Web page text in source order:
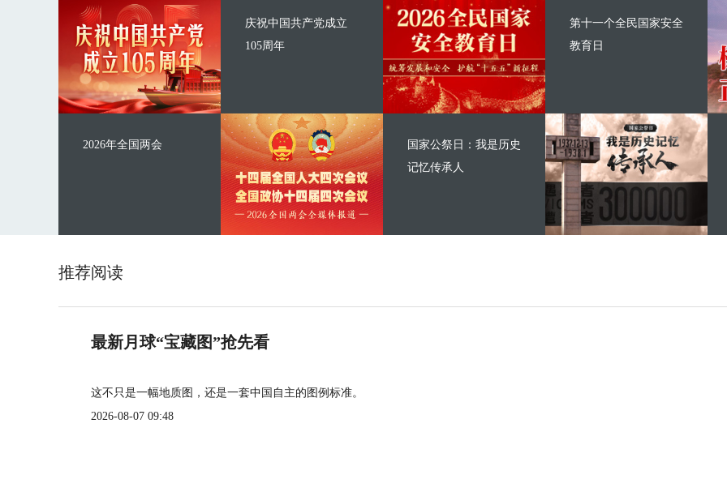
庆祝中国共产党成立
105周年
2026年全国两会
第十一个全民国家安全
教育日
国家公祭日：我是历史
记忆传承人
推荐阅读
最新月球“宝藏图”抢先看
这不只是一幅地质图，还是一套中国自主的图例标准。
2026-08-07 09:48